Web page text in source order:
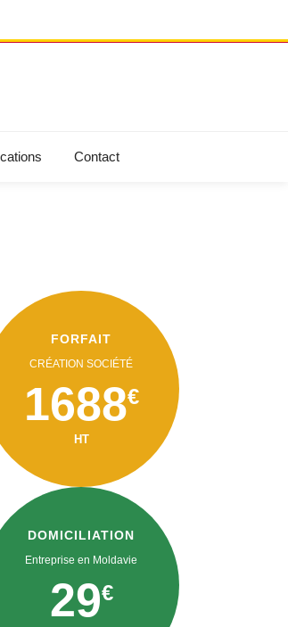
Contact
FORFAIT
CRÉATION SOCIÉTÉ
1688€
HT
DOMICILIATION
Entreprise en Moldavie
29€